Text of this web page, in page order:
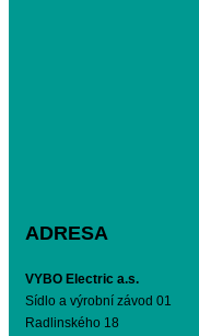
ADRESA
VYBO Electric a.s.
Sídlo a výrobní závod 01
Radlinského 18